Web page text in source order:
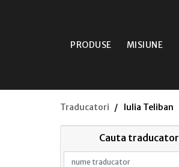
PRODUSE MISIUNE
Traducatori Iulia Teliban
Cauta traducator